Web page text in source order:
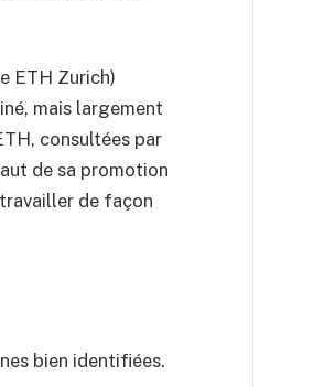
ETH Zurich)
mais largement
consultées par
de sa promotion
de façon
bien identifiées.